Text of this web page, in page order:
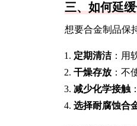
三、如何延
想要合金制品保
定期清洁：用
干燥存放 ：不
减少化学接触
选择耐腐蚀合